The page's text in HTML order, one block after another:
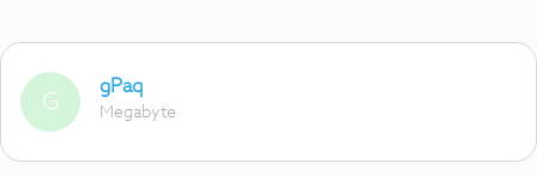
G
gPaq
Megabyte